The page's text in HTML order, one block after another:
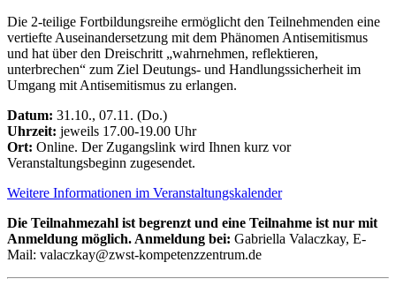
Die 2-teilige Fortbildungsreihe ermöglicht den Teilnehmenden eine
vertiefte Auseinandersetzung mit dem Phänomen Antisemitismus
und hat über den Dreischritt „wahrnehmen, reflektieren,
unterbrechen“ zum Ziel Deutungs- und Handlungssicherheit im
Umgang mit Antisemitismus zu erlangen.
Datum: 31.10., 07.11. (Do.)
Uhrzeit: jeweils 17.00-19.00 Uhr
Ort: Online. Der Zugangslink wird Ihnen kurz vor
Veranstaltungsbeginn zugesendet.
Weitere Informationen im Veranstaltungskalender
Die Teilnahmezahl ist begrenzt und eine Teilnahme ist nur mit
Anmeldung möglich. Anmeldung bei: Gabriella Valaczkay, E-
Mail: valaczkay@zwst-kompetenzzentrum.de